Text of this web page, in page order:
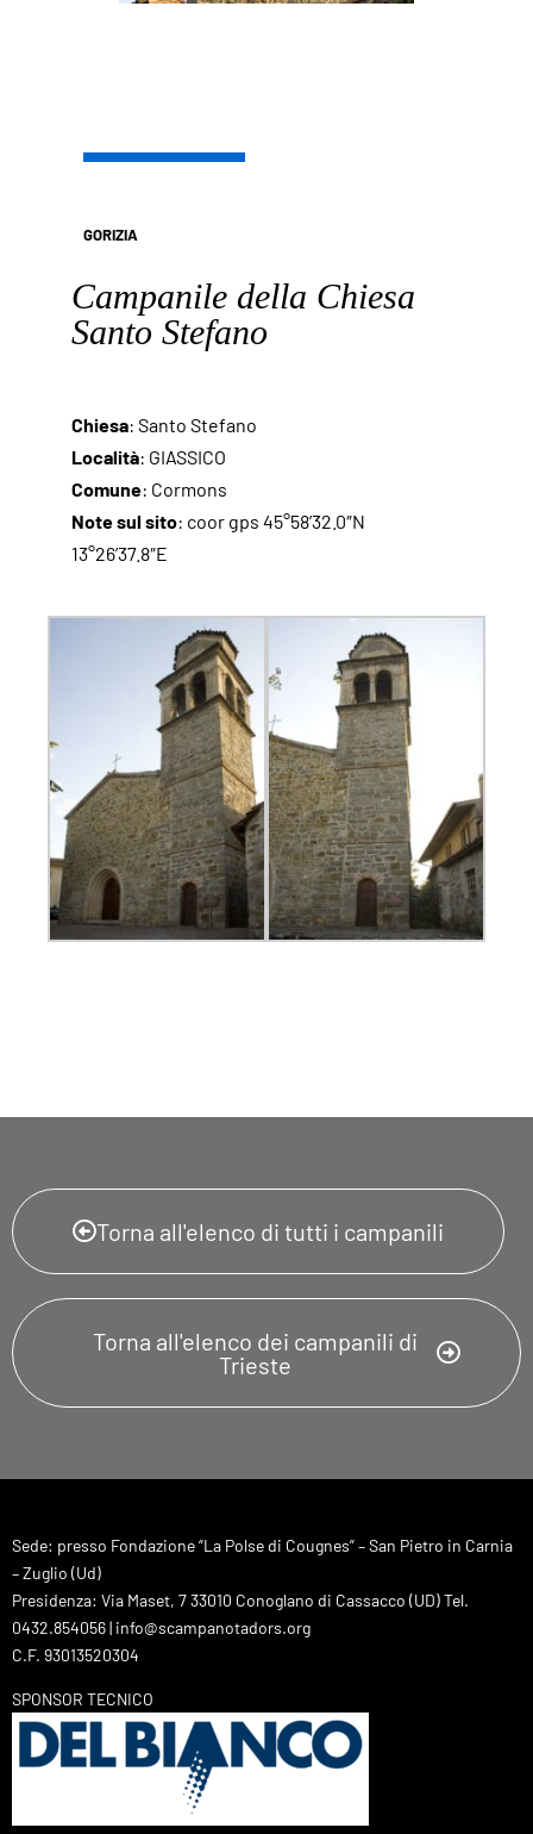
GORIZIA
Campanile della Chiesa
Santo Stefano
Chiesa: Santo Stefano
Località: GIASSICO
Comune: Cormons
Note sul sito: coor gps 45°58’32.0″N
13°26’37.8″E
Torna all'elenco di tutti i campanili
Torna all'elenco dei campanili di
Trieste
Sede: presso Fondazione “La Polse di Cougnes” – San Pietro in Carnia
– Zuglio (Ud)
Presidenza: Via Maset, 7 33010 Conoglano di Cassacco (UD) Tel.
0432.854056 | info@scampanotadors.org
C.F. 93013520304
SPONSOR TECNICO